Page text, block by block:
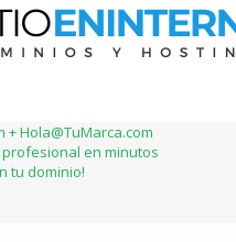
+ Hola@TuMarca.com
en minutos
tu dominio!